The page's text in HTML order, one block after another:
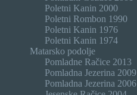
Poletni Kanin 2000
Poletni Rombon 1990
Poletni Kanin 1976
Poletni Kanin 1974
Matarsko podolje
Pomladne Račice 2013
Pomladna Jezerina 2009
Pomladna Jezerina 2006